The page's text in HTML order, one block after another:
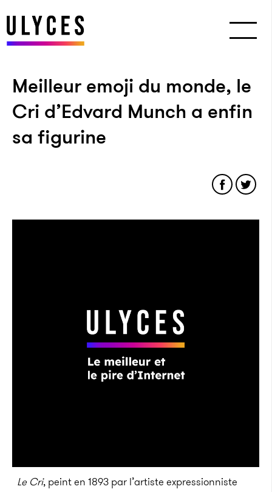
Meilleur emoji du monde, le
Cri d’Edvard Munch a enfin
sa figurine
Le Cri, peint en 1893 par l’artiste expressionniste